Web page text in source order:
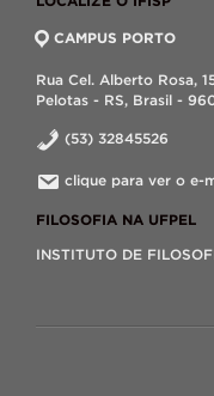
CAMPUS PORTO
Rua Cel. Alberto Rosa,
Pelotas - RS, Brasil -
(53) 32845526
clique para ver o e-
FILOSOFIA NA UFPEL
INSTITUTO DE